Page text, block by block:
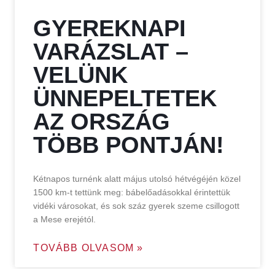
GYEREKNAPI
VARÁZSLAT –
VELÜNK
ÜNNEPELTETEK
AZ ORSZÁG
TÖBB PONTJÁN!
Kétnapos turnénk alatt május utolsó hétvégéjén közel
1500 km-t tettünk meg: bábelőadásokkal érintettük
vidéki városokat, és sok száz gyerek szeme csillogott
a Mese erejétól.
TOVÁBB OLVASOM »